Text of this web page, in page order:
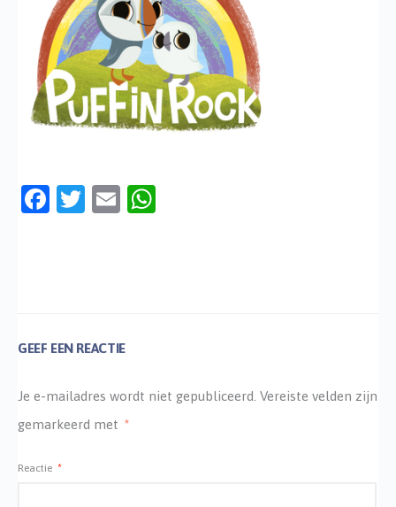
Facebook
Twitter
Email
GEEF EEN REACTIE
Je e-mailadres wordt niet gepubliceerd. Vereiste velden zijn
gemarkeerd met *
Reactie *